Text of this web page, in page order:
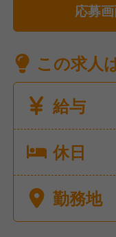
応募
この求人
給与
休日
勤務地